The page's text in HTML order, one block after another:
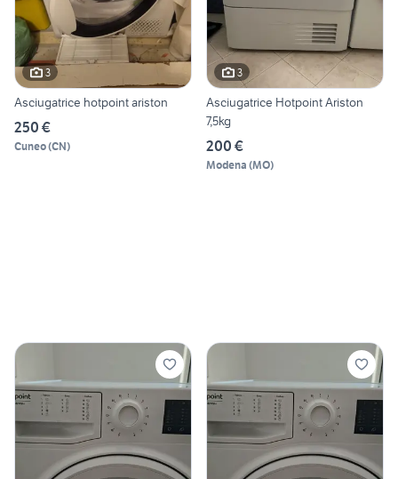
3
Asciugatrice hotpoint ariston
250 €
Cuneo(CN)
3
Asciugatrice Hotpoint Ariston
7,5kg
200 €
Modena (MO)